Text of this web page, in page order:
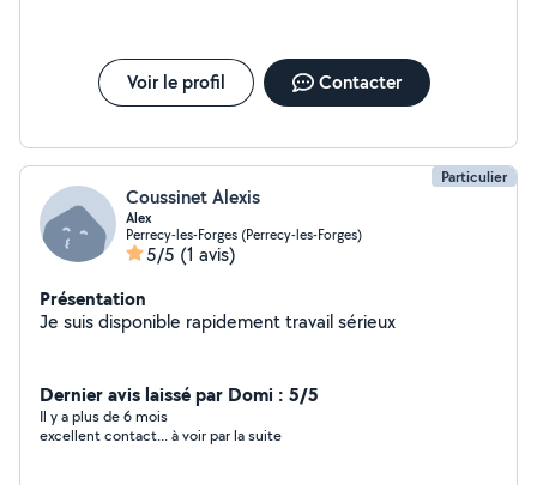
Voir le profil Contacter
Particulier
Coussinet Alexis
Alex
Perrecy-les-Forges (Perrecy-les-Forges)
5/5 (1 avis)
Présentation
Je suis disponible rapidement travail sérieux
Dernier avis laissé par Domi : 5/5
Il y a plus de 6 mois
excellent contact... à voir par la suite